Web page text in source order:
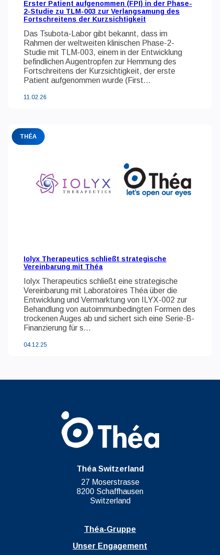
Erster Patient aufgenommen (FPI) in der Phase-
2-Studie zu TLM-003 zur Verlangsamung des
Fortschreitens der Kurzsichtigkeit
Das Tsubota-Labor gibt bekannt, dass im
Rahmen der weltweiten klinischen Phase-2-
Studie mit TLM-003, einem in der Entwicklung
befindlichen Augentropfen zur Hemmung des
Fortschreitens der Kurzsichtigkeit, der erste
Patient aufgenommen wurde (First...
11.02.26
THÉA
Iolyx Therapeutics schließt strategische
Vereinbarung mit Théa
Iolyx Therapeutics schließt eine strategische
Vereinbarung mit Laboratoires Théa über die
Entwicklung und Vermarktung von ILYX-002 zur
Behandlung von autoimmunbedingten Formen des
trockenen Auges ab und sichert sich eine Serie-B-
Finanzierung für s...
04.12.25
Théa Switzerland
27 Moserstrasse
8200 Schaffhausen
Switzerland
Théa-Gruppe
Unser Engagement